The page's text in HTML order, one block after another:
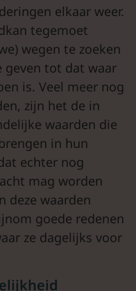
elkaar weer.
tegemoet
wegen te zoeken
geven tot dat waar
is. Veel meer nog
zijn het de in
waarden die
in hun
echter nog
mag worden
deze waarden
goede redenen
ze dagelijks voor